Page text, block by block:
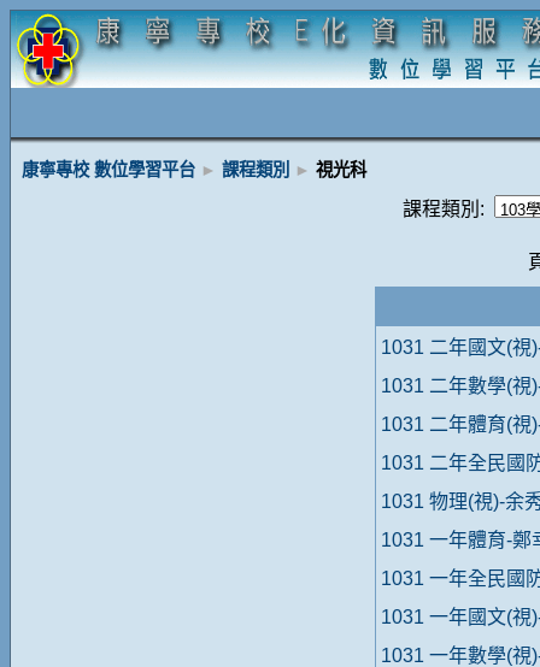
康寧專校 數位學習平台 ► 課程類別 ► 視光科
課程類別:
1031 二年國文(視
1031 二年數學(視
1031 二年體育(視
1031 二年全民國
1031 物理(視)-余
1031 一年體育-鄭
1031 一年全民國
1031 一年國文(視
1031 一年數學(視